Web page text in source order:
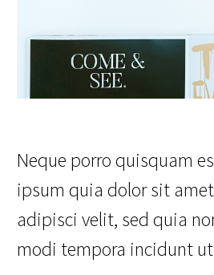
Neque porro quisquam
ipsum quia dolor sit
adipisci velit, sed quia
modi tempora incidunt